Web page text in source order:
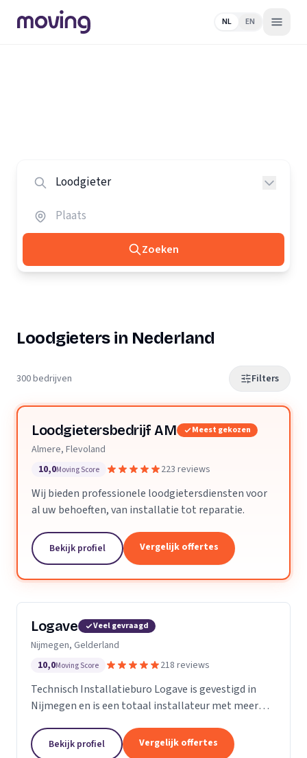
NL EN
Zoeken
Loodgieters in Nederland
300 bedrijven Filters
Loodgietersbedrijf AM Meest gekozen
Almere, Flevoland
10,0Moving Score 223 reviews
Wij bieden professionele loodgietersdiensten voor
al uw behoeften, van installatie tot reparatie.
Bekijk profiel Vergelijk offertes
Logave Veel gevraagd
Nijmegen, Gelderland
10,0Moving Score 218 reviews
Technisch Installatieburo Logave is gevestigd in
Nijmegen en is een totaal installateur met meer
cv-combiketels, maar zijn gespecialiseerd in de...
Bekijk profiel Vergelijk offertes